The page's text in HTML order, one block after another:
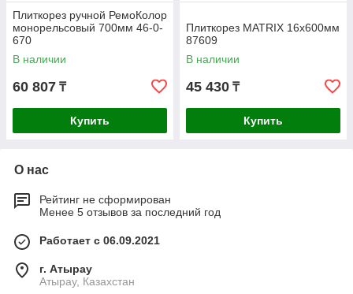
Плиткорез ручной РемоКолор
монорельсовый 700мм 46-0-
670
В наличии
60 807 ₸
Купить
Плиткорез MATRIX 16х600мм
87609
В наличии
45 430 ₸
Купить
О нас
Рейтинг не сформирован
Менее 5 отзывов за последний год
Работает с 06.09.2021
г. Атырау
Атырау, Казахстан